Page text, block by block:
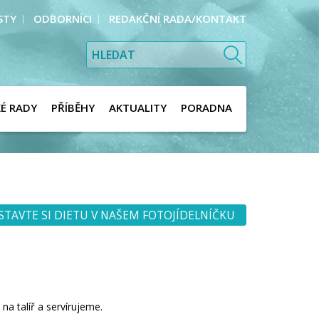
ODBORNÍCI REDAKČNÍ RADA/KONTAKT
RADY PŘÍBĚHY AKTUALITY PORADNA
SI DIETU V NAŠEM FOTOJÍDELNÍČKU
talíř a servírujeme.